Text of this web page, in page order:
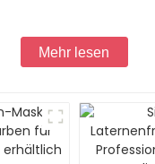
Mehr lesen